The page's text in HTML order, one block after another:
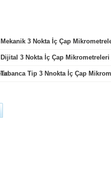
Mekanik 3 Nokta İç Çap
Dijital 3 Nokta İç Çap Mikrometreleri
Tabanca Tip 3 Nnokta İç Çap